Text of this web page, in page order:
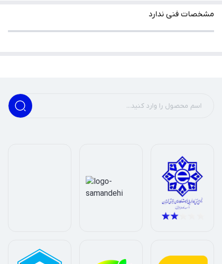
مشخصات فنی ندارد